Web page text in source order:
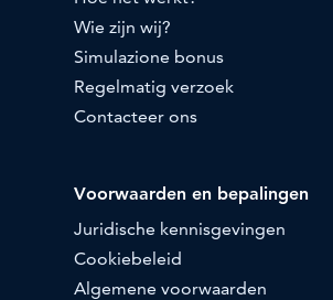
Wie zijn wij?
Simulazione bonus
Regelmatig verzoek
Contacteer ons
Voorwaarden en bepalingen
Juridische kennisgevingen
Cookiebeleid
Algemene voorwaarden